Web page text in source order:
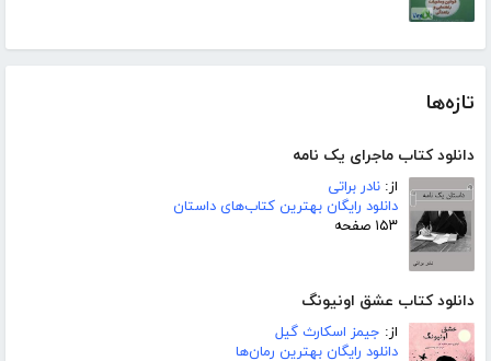
تازه‌ها
دانلود کتاب ماجرای یک نامه
از: نادر براتی
دانلود رایگان بهترین کتاب‌های داستان
۱۵۳ صفحه
دانلود کتاب عشق اونیونگ
از: جیمز اسکارث گیل
دانلود رایگان بهترین رمان‌ها